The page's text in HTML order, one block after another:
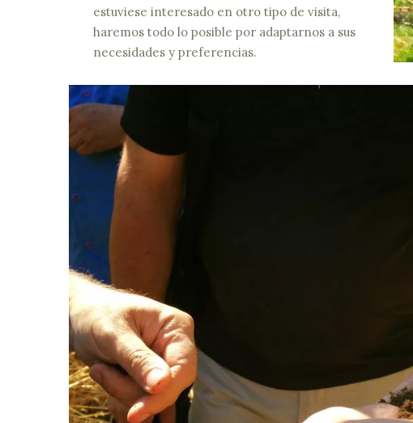
estuviese interesado en otro tipo de visita,
haremos todo lo posible por adaptarnos a sus
necesidades y preferencias.